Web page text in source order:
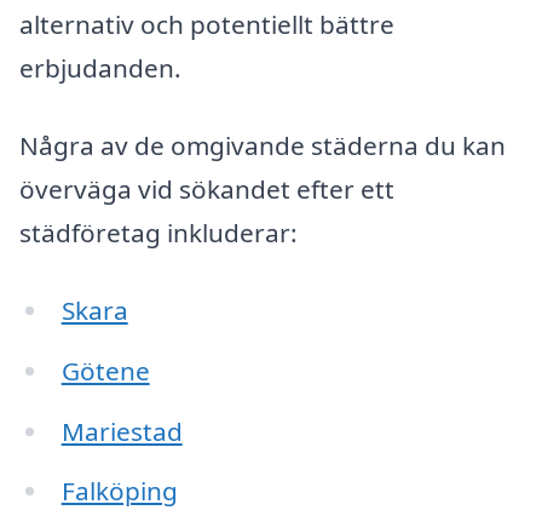
alternativ och potentiellt bättre
erbjudanden.
Några av de omgivande städerna du kan
överväga vid sökandet efter ett
städföretag inkluderar:
Skara
Götene
Mariestad
Falköping